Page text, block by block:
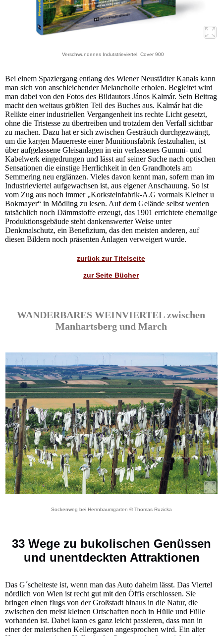
Verschwundenes Indutstrieviertel, Cover 900
Bei einem Spaziergang entlang des Wiener Neustädter Kanals kann
man sich von anschleichender Melancholie erholen. Begleitet wird
man dabei von den Fotos des Bildautors János Kalmár. Sein Beitrag
macht den weitaus größten Teil des Buches aus. Kalmár hat die
Relikte einer industriellen Vergangenheit ins rechte Licht gesetzt,
ohne die Tristesse zu übertreiben und trotzdem den Verfall sichtbar
zu machen. Dazu hat er sich zwischen Gesträuch durchgezwängt,
um die kargen Mauerreste einer Munitionsfabrik festzuhalten, ist
über aufgelassene Gleisanlagen in ein verlassenes Gummi- und
Kabelwerk eingedrungen und lässt auf seiner Suche nach optischen
Sensationen die einstige Herrlichkeit in den Grandhotels am
Semmering neu erglänzen. Vieles davon kennt man, sofern man im
Industrieviertel aufgewachsen ist, aus eigener Anschauung. So ist
vom Zug aus noch immer „Korksteinfabrik-A.G vormals Kleiner u
Bokmayer“ in Mödling zu lesen. Auf dem Gelände selbst werden
tatsächlich noch Dämmstoffe erzeugt, das 1901 errichtete ehemalige
Produktionsgebäude steht dankenswerter Weise unter
Denkmalschutz, ein Benefizium, das den meisten anderen, auf
diesen Bildern noch präsenten Anlagen verweigert wurde.
zurück zur Titelseite
zur Seite Bücher
WANDERBARES WEINVIERTEL zwischen
Manhartsberg und March
Sockenweg bei Herrnbaumgarten © Thomas Ruzicka
33 Wege zu bukolischen Genüssen
und unentdeckten Attraktionen
Das G´scheiteste ist, wenn man das Auto daheim lässt. Das Viertel
nördlich von Wien ist recht gut mit den Öffis erschlossen. Sie
bringen einen flugs von der Großstadt hinaus in die Natur, die
zwischen den meist kleinen Ortschaften noch in Hülle und Fülle
vorhanden ist. Dabei kann es ganz leicht passieren, dass man in
einer der malerischen Kellergassen angesprochen wird. Ein alter